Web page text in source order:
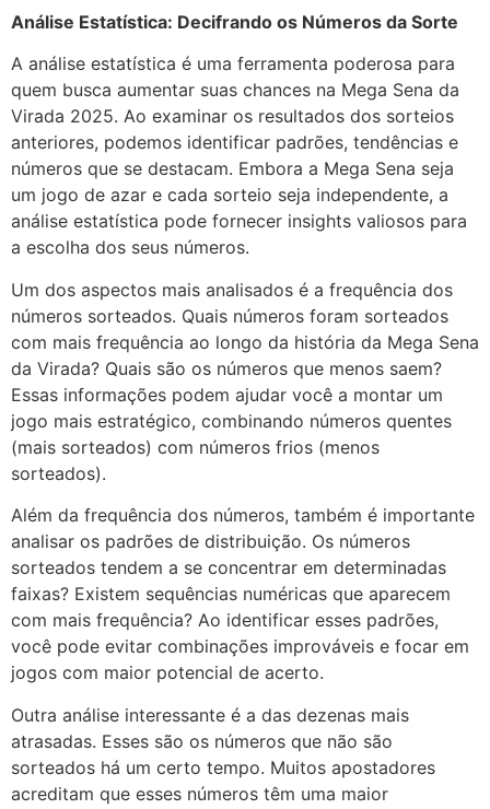
Análise Estatística: Decifrando os Números da Sorte
A análise estatística é uma ferramenta poderosa para
quem busca aumentar suas chances na Mega Sena da
Virada 2025. Ao examinar os resultados dos sorteios
anteriores, podemos identificar padrões, tendências e
números que se destacam. Embora a Mega Sena seja
um jogo de azar e cada sorteio seja independente, a
análise estatística pode fornecer insights valiosos para
a escolha dos seus números.
Um dos aspectos mais analisados é a frequência dos
números sorteados. Quais números foram sorteados
com mais frequência ao longo da história da Mega Sena
da Virada? Quais são os números que menos saem?
Essas informações podem ajudar você a montar um
jogo mais estratégico, combinando números quentes
(mais sorteados) com números frios (menos
sorteados).
Além da frequência dos números, também é importante
analisar os padrões de distribuição. Os números
sorteados tendem a se concentrar em determinadas
faixas? Existem sequências numéricas que aparecem
com mais frequência? Ao identificar esses padrões,
você pode evitar combinações improváveis e focar em
jogos com maior potencial de acerto.
Outra análise interessante é a das dezenas mais
atrasadas. Esses são os números que não são
sorteados há um certo tempo. Muitos apostadores
acreditam que esses números têm uma maior